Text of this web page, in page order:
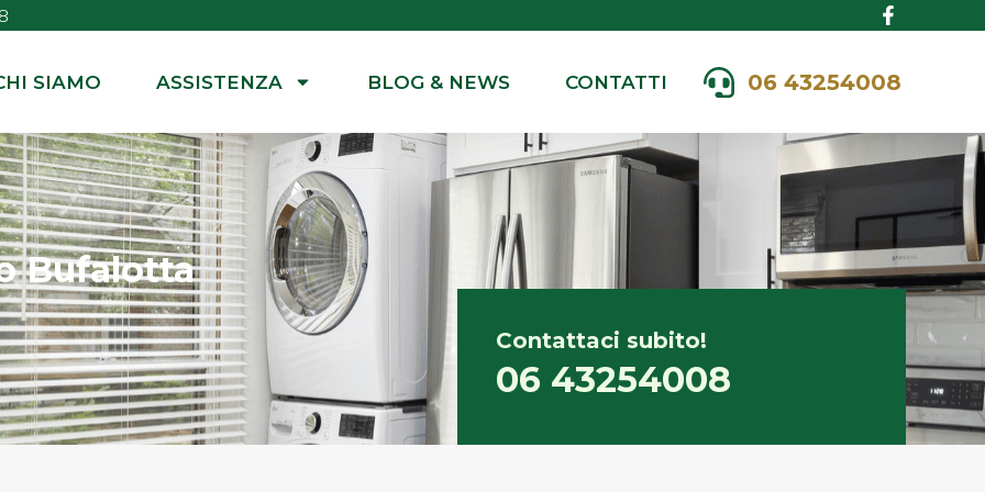
SIAMO ASSISTENZA BLOG & NEWS CONTATTI 06 43254008
Bufalotta
Contattaci subito!
06 43254008